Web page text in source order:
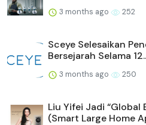
3 months ago 252
Sceye Selesaikan
Bersejarah Selama
3 months ago 250
Liu Yifei Jadi “Global
(Smart Large Home